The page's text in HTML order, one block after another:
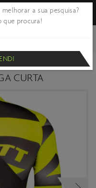
RC PREMIUM
CURTA
a sua pesquisa?
que procura!